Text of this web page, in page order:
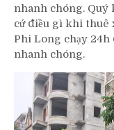
nhanh chóng. Quý
cứ điều gì khi thuê
Phi Long chạy 24h
nhanh chóng.